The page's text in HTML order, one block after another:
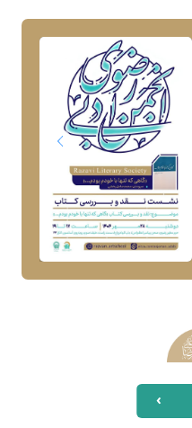
بود.
›